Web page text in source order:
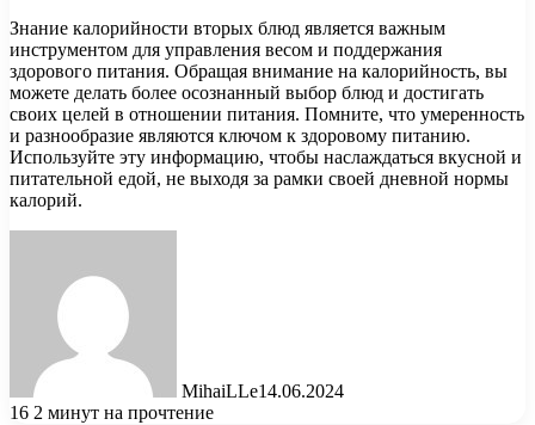
Знание калорийности вторых блюд является важным
инструментом для управления весом и поддержания
здорового питания. Обращая внимание на калорийность, вы
можете делать более осознанный выбор блюд и достигать
своих целей в отношении питания. Помните, что умеренность
и разнообразие являются ключом к здоровому питанию.
Используйте эту информацию, чтобы наслаждаться вкусной и
питательной едой, не выходя за рамки своей дневной нормы
калорий.
MihaiLLe14.06.2024
16 2 минут на прочтение